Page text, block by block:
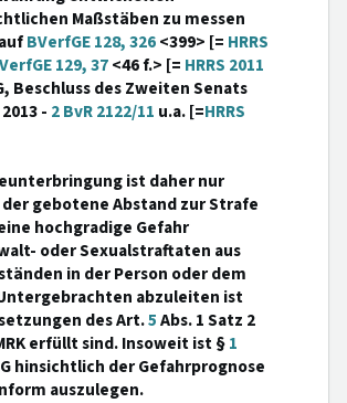
Maßstäben zu messen
BVerfGE 128, 326<399> [= HRRS
129, 37<46 f.> [= HRRS 2011
Beschluss des Zweiten Senats
- 2 BvR 2122/11 u.a. [=HRRS
ist daher nur
gebotene Abstand zur Strafe
hochgradige Gefahr
oder Sexualstraftaten aus
in der Person oder dem
abzuleiten ist
des Art.5Abs. 1 Satz 2
erfüllt sind. Insoweit ist §1
hinsichtlich der Gefahrprognose
auszulegen.